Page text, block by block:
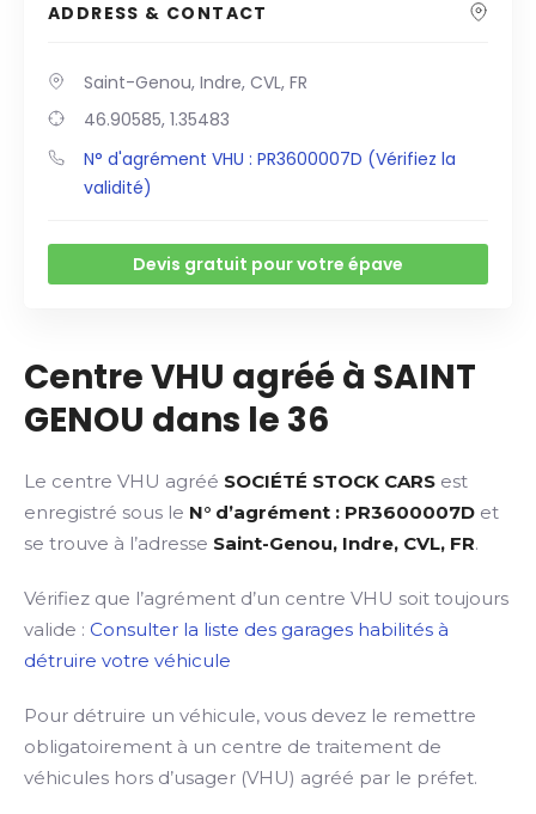
ADDRESS & CONTACT
Saint-Genou, Indre, CVL, FR
46.90585, 1.35483
N° d'agrément VHU : PR3600007D (Vérifiez la
validité)
Devis gratuit pour votre épave
Centre VHU agréé à SAINT
GENOU dans le 36
Le centre VHU agréé SOCIÉTÉ STOCK CARS est
enregistré sous le N° d’agrément : PR3600007D et
se trouve à l’adresse Saint-Genou, Indre, CVL, FR.
Vérifiez que l’agrément d’un centre VHU soit toujours
valide : Consulter la liste des garages habilités à
détruire votre véhicule
Pour détruire un véhicule, vous devez le remettre
obligatoirement à un centre de traitement de
véhicules hors d’usager (VHU) agréé par le préfet.